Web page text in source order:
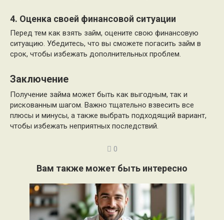
4. Оценка своей финансовой ситуации
Перед тем как взять займ, оцените свою финансовую
ситуацию. Убедитесь, что вы сможете погасить займ в
срок, чтобы избежать дополнительных проблем.
Заключение
Получение займа может быть как выгодным, так и
рискованным шагом. Важно тщательно взвесить все
плюсы и минусы, а также выбрать подходящий вариант,
чтобы избежать неприятных последствий.
0
Вам также может быть интересно